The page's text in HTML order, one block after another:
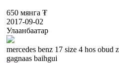
650 мянга ₮
2017-09-02
Улаанбаатар
mercedes benz 17 size 4 hos obud
gagnaas baihgui